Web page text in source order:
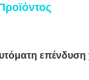
επένδυση